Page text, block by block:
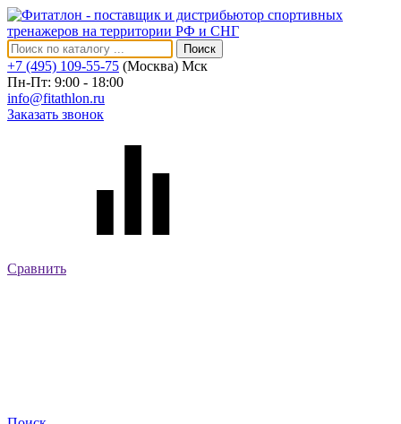
Поиск
+7 (495) 109-55-75 (Москва) Мск
Пн-Пт: 9:00 - 18:00
info@fitathlon.ru
Заказать звонок
Сравнить